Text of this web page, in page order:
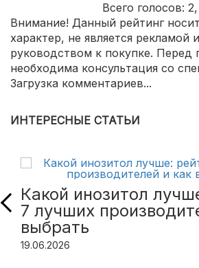
Всего голосов: 2
Внимание! Данный рейтинг
характер, не является рекламой
руководством к покупке. Перед
необходима консультация со
Загрузка комментариев...
ИНТЕРЕСНЫЕ СТАТЬИ
Какой инозитол
7 лучших
выбрать
19.06.2026